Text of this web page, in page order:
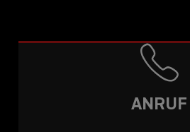
USB-C ÜBER LANGE
DISTANZEN: AKTIVE
USB-C-KABEL FÜR
STABILE 10 GBIT/S BIS
ANRUF